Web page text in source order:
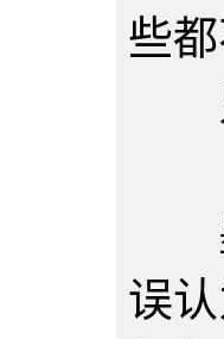
些
只
「
墨
误